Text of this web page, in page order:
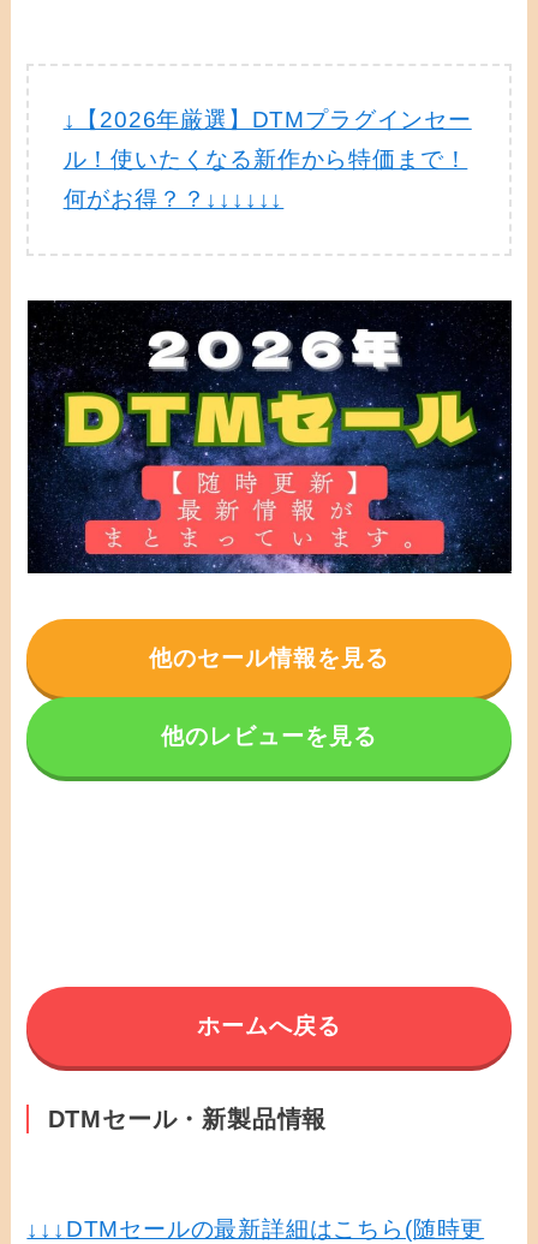
↓【2026年厳選】DTMプラグインセー
ル！使いたくなる新作から特価まで！
何がお得？？↓↓↓↓↓↓
他のセール情報を見る
他のレビューを見る
ホームへ戻る
DTMセール・新製品情報
↓↓↓ DTMセールの最新詳細はこちら(随時更